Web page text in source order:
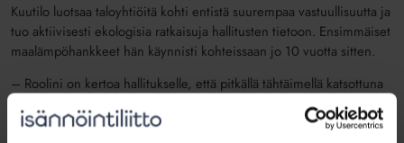
Kuutilo luotsaa taloyhtiöitä kohti entistä suurempaa vastuullisuutta ja
tuo aktiivisesti ekologisia ratkaisuja hallitusten tietoon. Ensimmäiset
maalämpöhankkeet hän käynnisti kohteissaan jo 10 vuotta sitten.
– Roolini on kertoa hallitukselle, että pitkällä tähtäimellä katsottuna
toteutetut hankkeet maksavat itsensä takaisin. Tarjoan resurssit,
joiden turvin voidaan tehdä oikeat päätökset ja hoitaa asiat